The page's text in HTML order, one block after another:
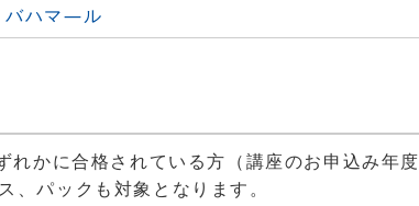
バハマ―ル
れかに合格されている方（講座のお申込み年度
、パックも対象となります。